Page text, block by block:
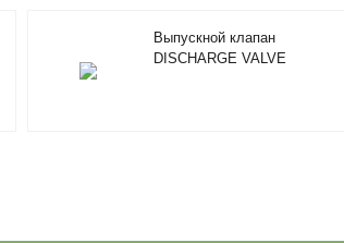
Выпускной клапан
DISCHARGE VALVE